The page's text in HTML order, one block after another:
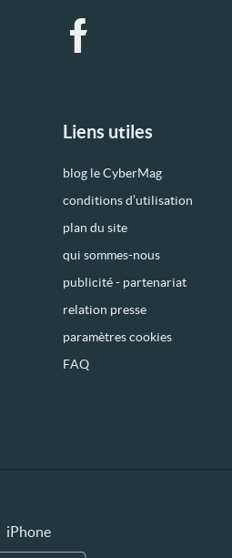
Liens utiles
blog le CyberMag
conditions d’utilisation
plan du site
qui sommes-nous
publicité - partenariat
relation presse
paramètres cookies
FAQ
iPhone